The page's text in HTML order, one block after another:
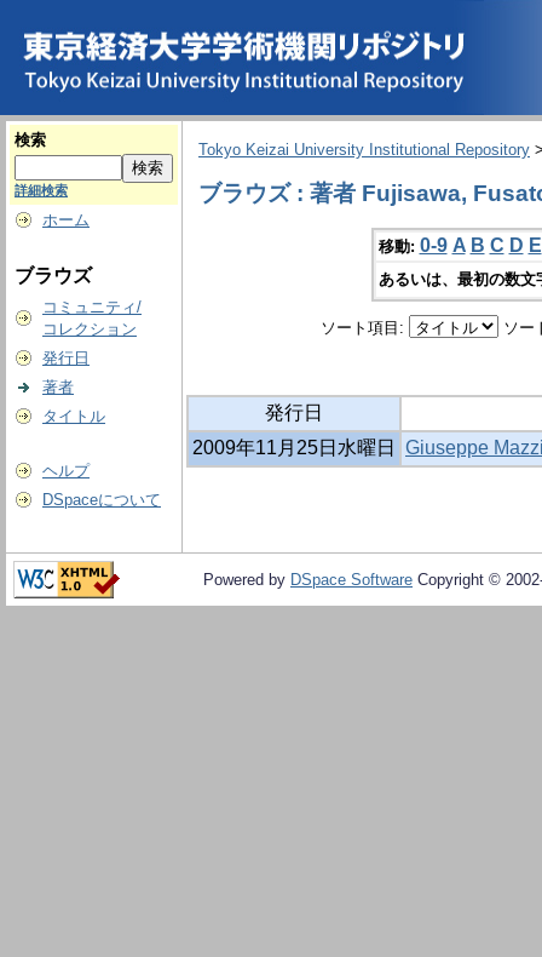
検索
詳細検索
ホーム
ブラウズ
コミュニティ/
コレクション
発行日
著者
タイトル
ヘルプ
DSpaceについて
Tokyo Keizai University Institutional Repository
ブラウズ : 著者 Fujisawa,
移動: 0-9 A B C D E
あるいは、最初の数
ソート項目: ソー
発行日
2009年11月25日水曜日
Giuseppe
Powered by DSpace Software Copyright ©